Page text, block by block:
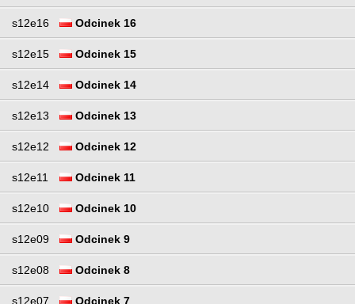
s12e16 Odcinek 16
s12e15 Odcinek 15
s12e14 Odcinek 14
s12e13 Odcinek 13
s12e12 Odcinek 12
s12e11 Odcinek 11
s12e10 Odcinek 10
s12e09 Odcinek 9
s12e08 Odcinek 8
s12e07 Odcinek 7